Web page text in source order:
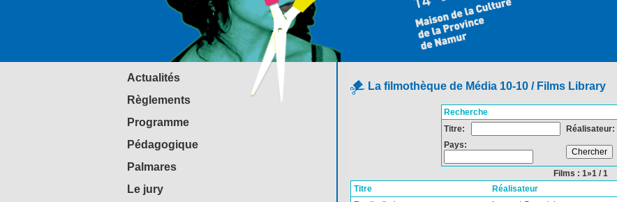
Actualités
Règlements
Programme
Pédagogique
Palmares
Le jury
La filmothèque de Média 10-10 / Films Library
Recherche
Titre:
Réalisateur:
Pays:
Films : 1»1 / 1
Titre
Réalisateur